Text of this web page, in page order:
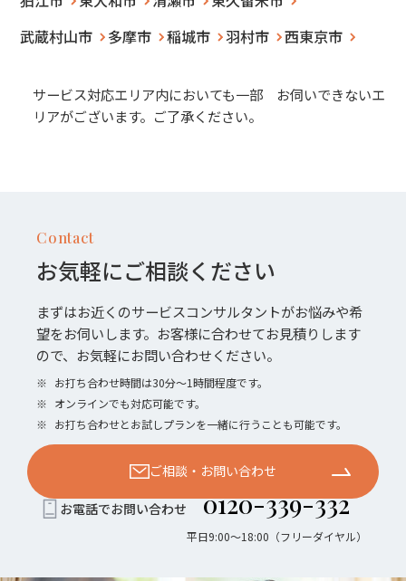
武蔵村山市
多摩市 稲城市 羽村市 西東京市
サービス対応エリア内においても一部 お伺いできないエ
リアがございます。ご了承ください。
Contact
お気軽にご相談ください
まずはお近くのサービスコンサルタントがお悩みや希
望をお伺いします。お客様に合わせてお見積りします
ので、お気軽にお問い合わせください。
※ お打ち合わせ時間は30分〜1時間程度です。
※ オンラインでも対応可能です。
※ お打ち合わせとお試しプランを一緒に行うことも可能です。
ご相談・お問い合わせ
お電話でお問い合わせ 0120-339-332
平日9:00〜18:00（フリーダイヤル）